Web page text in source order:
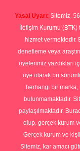
Yasal Uyarı: Sitemiz,
İletişim Kurumu (BTK)
hizmet
denetleme veya
üyelerimiz yazdıkları
üye olarak bu
herhangi bir marka,
bulunmamaktadır.
paylaşılmaktadır.
olup, gerçek kurum
Gerçek kurum ve
Sitemiz, kar amacı